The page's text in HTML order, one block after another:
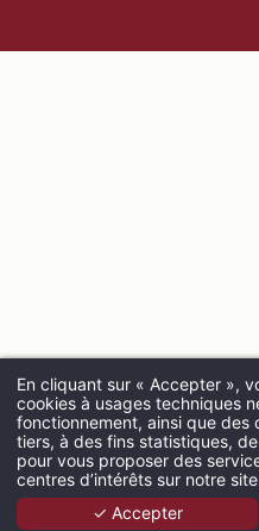
En cliquant sur « Accepter »,
cookies à usages techniques
fonctionnement, ainsi que des
tiers, à des fins statistiques,
pour vous proposer des
centres d’intérêts sur notre
✓ Accepter